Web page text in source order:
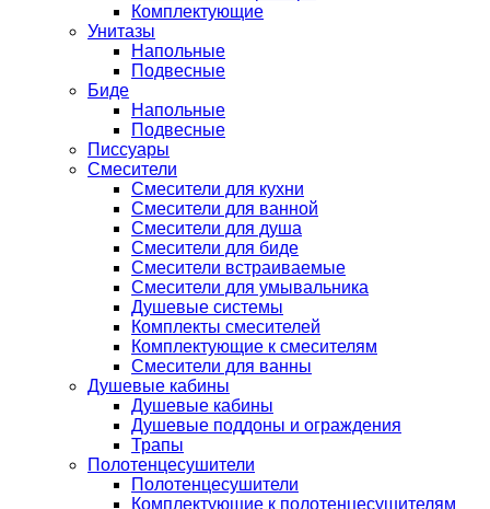
Комплектующие
Унитазы
Напольные
Подвесные
Биде
Напольные
Подвесные
Писсуары
Смесители
Смесители для кухни
Смесители для ванной
Смесители для душа
Смесители для биде
Смесители встраиваемые
Смесители для умывальника
Душевые системы
Комплекты смесителей
Комплектующие к смесителям
Смесители для ванны
Душевые кабины
Душевые кабины
Душевые поддоны и ограждения
Трапы
Полотенцесушители
Полотенцесушители
Комплектующие к полотенцесушителям